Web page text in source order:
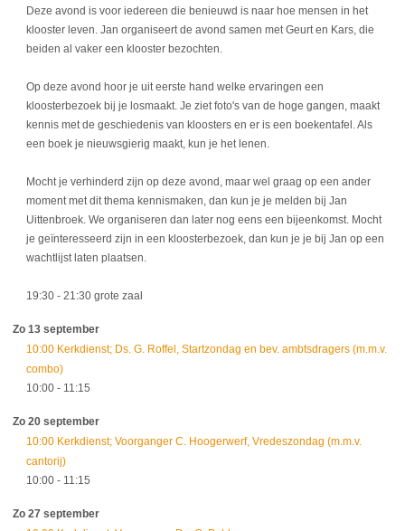
Deze avond is voor iedereen die benieuwd is naar hoe mensen in het
klooster leven. Jan organiseert de avond samen met Geurt en Kars, die
beiden al vaker een klooster bezochten.
Op deze avond hoor je uit eerste hand welke ervaringen een
kloosterbezoek bij je losmaakt. Je ziet foto's van de hoge gangen, maakt
kennis met de geschiedenis van kloosters en er is een boekentafel. Als
een boek je nieuwsgierig maakt, kun je het lenen.
Mocht je verhinderd zijn op deze avond, maar wel graag op een ander
moment met dit thema kennismaken, dan kun je je melden bij Jan
Uittenbroek. We organiseren dan later nog eens een bijeenkomst. Mocht
je geïnteresseerd zijn in een kloosterbezoek, dan kun je je bij Jan op een
wachtlijst laten plaatsen.
19:30 - 21:30 grote zaal
Zo 13 september
10:00 Kerkdienst; Ds. G. Roffel, Startzondag en bev. ambtsdragers (m.m.v.
combo)
10:00 - 11:15
Zo 20 september
10:00 Kerkdienst; Voorganger C. Hoogerwerf, Vredeszondag (m.m.v.
cantorij)
10:00 - 11:15
Zo 27 september